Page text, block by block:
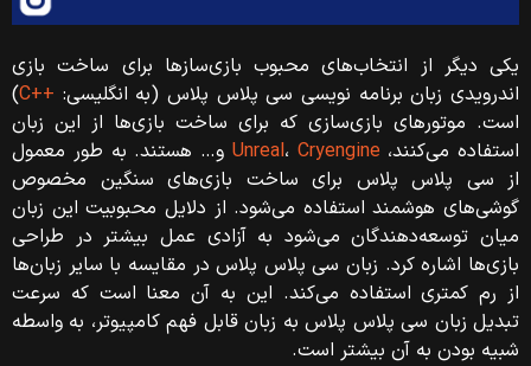
یکی دیگر از انتخاب‌های محبوب بازی‌سازها برای ساخت بازی
اندرویدی زبان برنامه نویسی سی پلاس پلاس (به انگلیسی: ++C
)
است. موتورهای بازی‌سازی که برای ساخت بازی‌ها از این زبان
استفاده می‌کنند،
Unreal،Cryengine
و… هستند. به طور معمول
از سی پلاس پلاس برای ساخت بازی‌های سنگین مخصوص
گوشی‌های هوشمند استفاده می‌شود. از دلایل محبوبیت این زبان
میان توسعه‌دهندگان می‌شود به آزادی عمل بیشتر در طراحی
بازی‌ها اشاره کرد. زبان سی پلاس پلاس در مقایسه با سایر زبان‌ها
از رم کمتری استفاده می‌کند. این به آن معنا است که سرعت
تبدیل زبان سی پلاس پلاس به زبان قابل فهم کامپیوتر، به واسطه
شبیه بودن به آن بیشتر است.